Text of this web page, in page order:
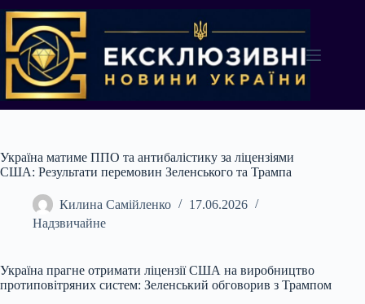
до
вмісту
Україна матиме ППО та антибалістику за ліцензіями
США: Результати перемовин Зеленського та Трампа
Килина Самійленко
17.06.2026
Надзвичайне
Україна прагне отримати ліцензії США на виробництво
протиповітряних систем: Зеленський обговорив з Трампом